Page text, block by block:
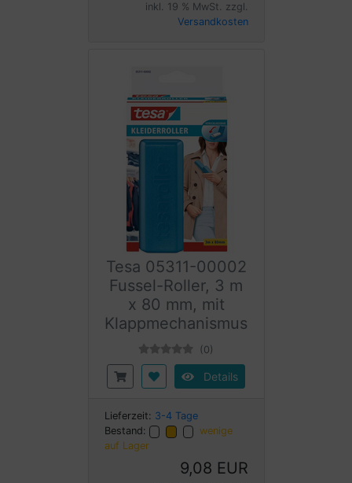
inkl. 19 % MwSt. zzgl.
Versandkosten
Tesa 05311-00002
Fussel-Roller, 3 m
x 80 mm, mit
Klappmechanismus
(0)
Details
Lieferzeit: 3-4 Tage
Bestand:
wenige
auf Lager
9,08 EUR